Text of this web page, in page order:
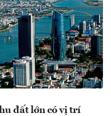
đất lớn có vị trí